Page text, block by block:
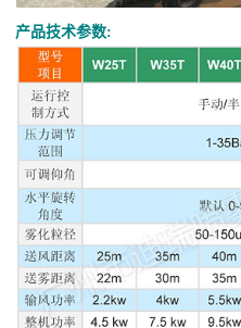
产品技术参数: